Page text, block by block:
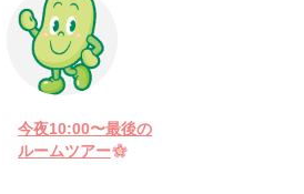
今夜10:00〜最後の
ルームツアー